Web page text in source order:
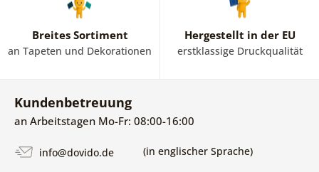
Breites Sortiment
an Tapeten und Dekorationen
Hergestellt in der EU
erstklassige Druckqualität
Kundenbetreuung
an Arbeitstagen Mo-Fr: 08:00-16:00
info@dovido.de (in englischer Sprache)